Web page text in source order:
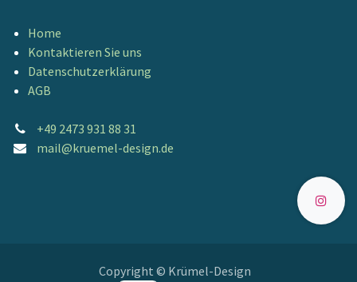
Home
Kontaktieren Sie uns
Datenschutzerklärung
AGB
+49 2473 931 88 31
mail@kruemel-design.de
Copyright © Krümel-Design